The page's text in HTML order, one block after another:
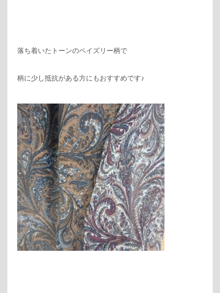
落ち着いたトーンのペイズリー柄で
柄に少し抵抗がある方にもおすすめです♪